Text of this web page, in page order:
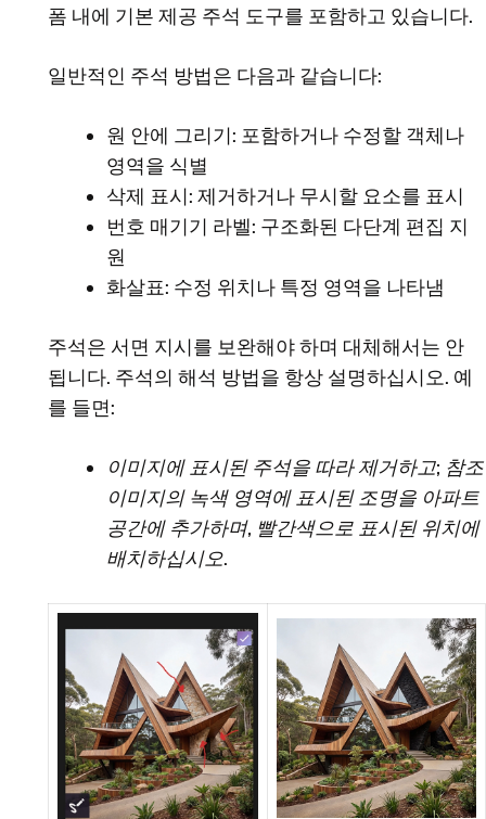
폼 내에 기본 제공 주석 도구를 포함하고 있습니다.
일반적인 주석 방법은 다음과 같습니다:
원 안에 그리기: 포함하거나 수정할 객체나
영역을 식별
삭제 표시: 제거하거나 무시할 요소를 표시
번호 매기기 라벨: 구조화된 다단계 편집 지
원
화살표: 수정 위치나 특정 영역을 나타냄
주석은 서면 지시를 보완해야 하며 대체해서는 안
됩니다. 주석의 해석 방법을 항상 설명하십시오. 예
를 들면:
이미지에 표시된 주석을 따라 제거하고; 참조
이미지의 녹색 영역에 표시된 조명을 아파트
공간에 추가하며, 빨간색으로 표시된 위치에
배치하십시오.